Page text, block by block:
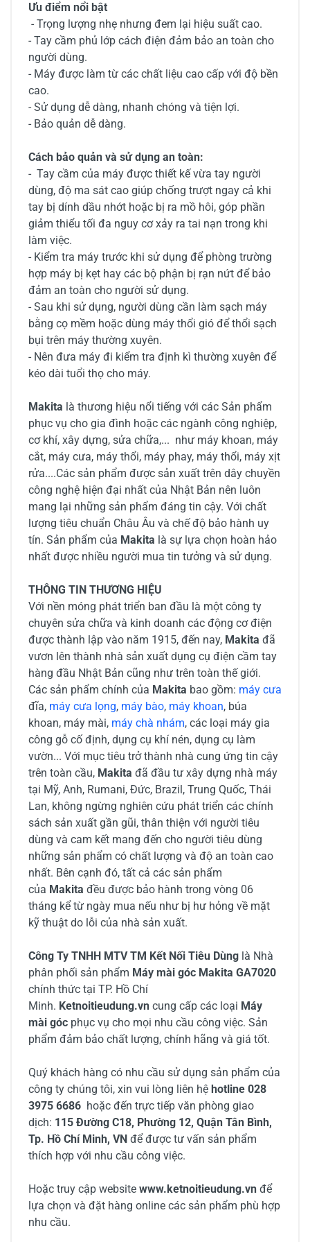
Ưu điểm nổi bật
- Trọng lượng nhẹ nhưng đem lại hiệu suất cao.
- Tay cầm phủ lớp cách điện đảm bảo an toàn cho
người dùng.
- Máy được làm từ các chất liệu cao cấp với độ bền
cao.
- Sử dụng dễ dàng, nhanh chóng và tiện lợi.
- Bảo quản dễ dàng.
Cách bảo quản và sử dụng an toàn:
- Tay cầm của máy được thiết kế vừa tay người
dùng, độ ma sát cao giúp chống trượt ngay cả khi
tay bị dính dầu nhớt hoặc bị ra mồ hôi, góp phần
giảm thiểu tối đa nguy cơ xảy ra tai nạn trong khi
làm việc.
- Kiểm tra máy trước khi sử dụng để phòng trường
hợp máy bị kẹt hay các bộ phận bị rạn nứt để bảo
đảm an toàn cho người sử dụng.
- Sau khi sử dụng, người dùng cần làm sạch máy
bằng cọ mềm hoặc dùng máy thổi gió để thổi sạch
bụi trên máy thường xuyên.
- Nên đưa máy đi kiểm tra định kì thường xuyên để
kéo dài tuổi thọ cho máy.
Makita là thương hiệu nổi tiếng với các Sản phẩm
phục vụ cho gia đình hoặc các ngành công nghiệp,
cơ khí, xây dựng, sửa chữa,... như máy khoan, máy
cắt, máy cưa, máy thổi, máy phay, máy thổi, máy xịt
rửa....Các sản phẩm được sản xuất trên dây chuyền
công nghệ hiện đại nhất của Nhật Bản nên luôn
mang lại những sản phẩm đáng tin cậy. Với chất
lượng tiêu chuẩn Châu Âu và chế độ bảo hành uy
tín. Sản phẩm của Makita là sự lựa chọn hoàn hảo
nhất được nhiều người mua tin tưởng và sử dụng.
THÔNG TIN THƯƠNG HIỆU
Với nền móng phát triển ban đầu là một công ty
chuyên sửa chữa và kinh doanh các động cơ điện
được thành lập vào năm 1915, đến nay, Makita đã
vươn lên thành nhà sản xuất dụng cụ điện cầm tay
hàng đầu Nhật Bản cũng như trên toàn thế giới.
Các sản phẩm chính của Makita bao gồm: máy cưa
đĩa, máy cưa lọng, máy bào, máy khoan, búa
khoan, máy mài, máy chà nhám, các loại máy gia
công gỗ cố định, dụng cụ khí nén, dụng cụ làm
vườn... Với mục tiêu trở thành nhà cung ứng tin cậy
trên toàn cầu, Makita đã đầu tư xây dựng nhà máy
tại Mỹ, Anh, Rumani, Đức, Brazil, Trung Quốc, Thái
Lan, không ngừng nghiên cứu phát triển các chính
sách sản xuất gần gũi, thân thiện với người tiêu
dùng và cam kết mang đến cho người tiêu dùng
những sản phẩm có chất lượng và độ an toàn cao
nhất. Bên cạnh đó, tất cả các sản phẩm
của Makita đều được bảo hành trong vòng 06
tháng kể từ ngày mua nếu như bị hư hỏng về mặt
kỹ thuật do lỗi của nhà sản xuất.
Công Ty TNHH MTV TM Kết Nối Tiêu Dùng là Nhà
phân phối sản phẩm Máy mài góc Makita GA7020
chính thức tại TP. Hồ Chí
Minh. Ketnoitieudung.vn cung cấp các loại Máy
mài góc phục vụ cho mọi nhu cầu công việc. Sản
phẩm đảm bảo chất lượng, chính hãng và giá tốt.
Quý khách hàng có nhu cầu sử dụng sản phẩm của
công ty chúng tôi, xin vui lòng liên hệ hotline 028
3975 6686 hoặc đến trực tiếp văn phòng giao
dịch: 115 Đường C18, Phường 12, Quận Tân Bình,
Tp. Hồ Chí Minh, VN để được tư vấn sản phẩm
thích hợp với nhu cầu công việc.
Hoặc truy cập website www.ketnoitieudung.vn để
lựa chọn và đặt hàng online các sản phẩm phù hợp
nhu cầu.